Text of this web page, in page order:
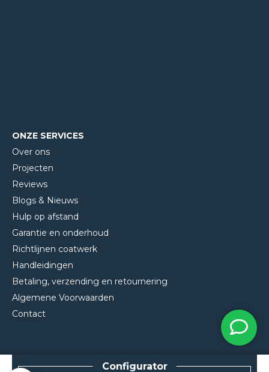
ONZE SERVICES
Over ons
Projecten
Reviews
Blogs & Nieuws
Hulp op afstand
Garantie en onderhoud
Richtlijnen coatwerk
Handleidingen
Betaling, verzending en retournering
Algemene Voorwaarden
Contact